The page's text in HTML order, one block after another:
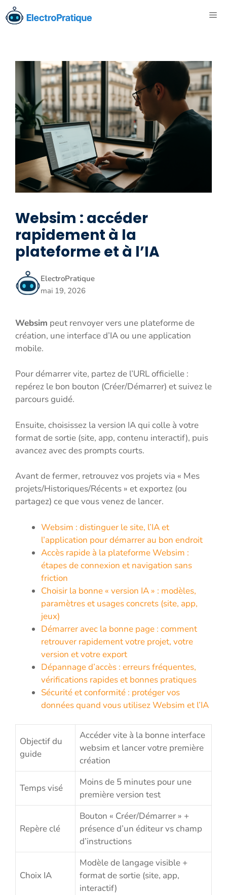
Aller
au
Websim : accéder
rapidement à la
plateforme et à l’IA
ElectroPratique
mai 19, 2026
Websim peut renvoyer vers une plateforme de
création, une interface d’IA ou une application
mobile.
Pour démarrer vite, partez de l’URL officielle :
repérez le bon bouton (Créer/Démarrer) et suivez le
parcours guidé.
Ensuite, choisissez la version IA qui colle à votre
format de sortie (site, app, contenu interactif), puis
avancez avec des prompts courts.
Avant de fermer, retrouvez vos projets via « Mes
projets/Historiques/Récents » et exportez (ou
partagez) ce que vous venez de lancer.
Websim : distinguer le site, l’IA et
l’application pour démarrer au bon endroit
Accès rapide à la plateforme Websim :
étapes de connexion et navigation sans
friction
Choisir la bonne « version IA » : modèles,
paramètres et usages concrets (site, app,
jeux)
Démarrer avec la bonne page : comment
retrouver rapidement votre projet, votre
version et votre export
Dépannage d’accès : erreurs fréquentes,
vérifications rapides et bonnes pratiques
Sécurité et conformité : protéger vos
données quand vous utilisez Websim et l’IA
Objectif du
guide
Accéder vite à la bonne interface
websim et lancer votre première
création
Temps visé
Moins de 5 minutes pour une
première version test
Repère clé
Bouton « Créer/Démarrer » +
présence d’un éditeur vs champ
d’instructions
Choix IA
Modèle de langage visible +
format de sortie (site, app,
interactif)